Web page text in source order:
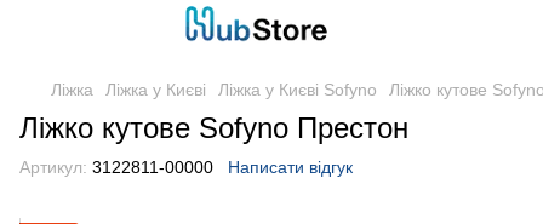
Ліжка Ліжка у Києві Ліжка у Києві Sofyno Ліжко кутове
Ліжко кутове Sofyno Престон
Артикул: 3122811-00000 Написати відгук